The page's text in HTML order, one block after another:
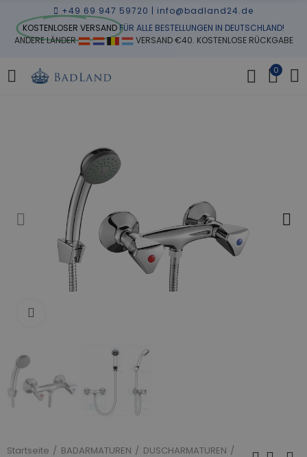
+49 69 947 59720 | info@badland24.de
KOSTENLOSER VERSANDFÜR ALLE BESTELLUNGEN IN DEUTSCHLAND!
ANDERE LÄNDER
VERSAND €40. KOSTENLOSE RÜCKGABE
0
Startseite BADARMATUREN
DUSCHARMATUREN